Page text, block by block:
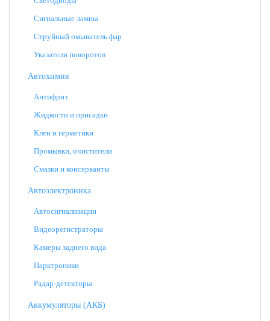
Сигнальные лампы
Струйный омыватель фар
Указатели поворотов
Автохимия
Антифриз
Жидкости и присадки
Клеи и герметики
Промывки, очистители
Смазки и консерванты
Автоэлектроника
Автосигнализации
Видеорегистраторы
Камеры заднего вида
Парктроники
Радар-детекторы
Аккумуляторы (АКБ)